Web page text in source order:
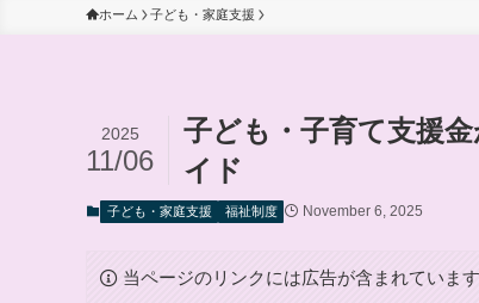
ホーム 子ども・家庭支援
子ども・子育て支援
イド
2025
11/06
子ども・家庭支援 福祉制度 November 6, 2025
当ページのリンクには広告が含まれています